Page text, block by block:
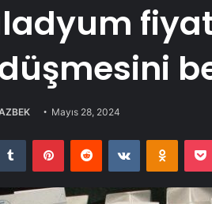
Mayıs 28, 2024
Tumblr PinterestReddit VKontakte